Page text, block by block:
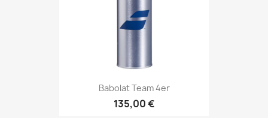
Babolat Team 4er
135,00 €